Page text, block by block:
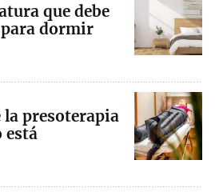
que debe
dormir
la presoterapia
está